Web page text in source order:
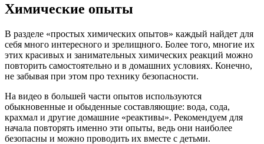
Химические опыты
В разделе «простых химических опытов» каждый найдет для
себя много интересного и зрелищного. Более того, многие их
этих красивых и занимательных химических реакций можно
повторить самостоятельно и в домашних условиях. Конечно,
не забывая при этом про технику безопасности.
На видео в большей части опытов используются
обыкновенные и обыденные составляющие: вода, сода,
крахмал и другие домашние «реактивы». Рекомендуем для
начала повторять именно эти опыты, ведь они наиболее
безопасны и можно проводить их вместе с детьми.